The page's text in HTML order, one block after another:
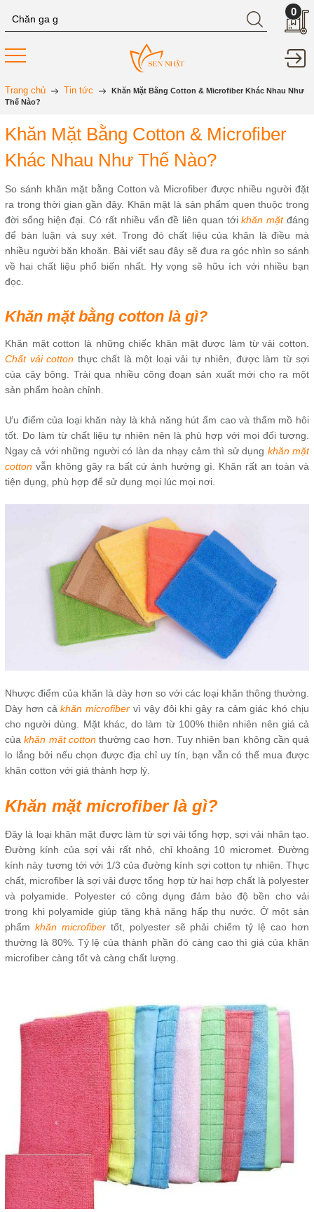
0
Trang chủ Tin tức
Khăn Mặt Bằng Cotton & Microfiber Khác Nhau Như
Thế Nào?
Khăn Mặt Bằng Cotton & Microfiber
Khác Nhau Như Thế Nào?
So sánh khăn mặt bằng Cotton và Microfiber được nhiều người đặt
ra trong thời gian gần đây. Khăn mặt là sản phẩm quen thuộc trong
đời sống hiện đại. Có rất nhiều vấn đề liên quan tớikhăn mặtđáng
để bàn luận và suy xét. Trong đó chất liệu của khăn là điều mà
nhiều người băn khoăn. Bài viết sau đây sẽ đưa ra góc nhìn so sánh
về hai chất liệu phổ biến nhất. Hy vọng sẽ hữu ích với nhiều bạn
đọc.
Khăn mặt bằng cotton là gì?
Khăn mặt cotton là những chiếc khăn mặt được làm từ vải cotton.
Chất vải cotton thực chất là một loại vải tự nhiên, được làm từ sợi
của cây bông. Trải qua nhiều công đoạn sản xuất mới cho ra một
sản phẩm hoàn chỉnh.
Ưu điểm của loại khăn này là khả năng hút ẩm cao và thấm mồ hôi
tốt. Do làm từ chất liệu tự nhiên nên là phù hợp với mọi đối tượng.
Ngay cả với những người có làn da nhạy cảm thì sử dụng khăn mặt
cotton vẫn không gây ra bất cứ ảnh hưởng gì. Khăn rất an toàn và
tiện dụng, phù hợp để sử dụng mọi lúc mọi nơi.
Nhược điểm của khăn là dày hơn so với các loại khăn thông thường.
Dày hơn cảkhăn microfiber vì vậy đôi khi gây ra cảm giác khó chịu
cho người dùng. Mặt khác, do làm từ 100% thiên nhiên nên giá cả
của khăn mặt cottonthường cao hơn. Tuy nhiên bạn không cần quá
lo lắng bởi nếu chọn được địa chỉ uy tín, bạn vẫn có thể mua được
khăn cotton với giá thành hợp lý.
Khăn mặt microfiber là gì?
Đây là loại khăn mặt được làm từ sợi vải tổng hợp, sợi vải nhân tạo.
Đường kính của sợi vải rất nhỏ, chỉ khoảng 10 micromet. Đường
kính này tương tới với 1/3 của đường kính sợi cotton tự nhiên. Thực
chất, microfiber là sợi vải được tổng hợp từ hai hợp chất là polyester
và polyamide. Polyester có công dụng đảm bảo độ bền cho vải
trong khi polyamide giúp tăng khả năng hấp thụ nước. Ở một sản
phẩm khăn microfiber tốt, polyester sẽ phải chiếm tỷ lệ cao hơn
thường là 80%. Tỷ lệ của thành phần đó càng cao thì giá của khăn
microfiber càng tốt và càng chất lượng.